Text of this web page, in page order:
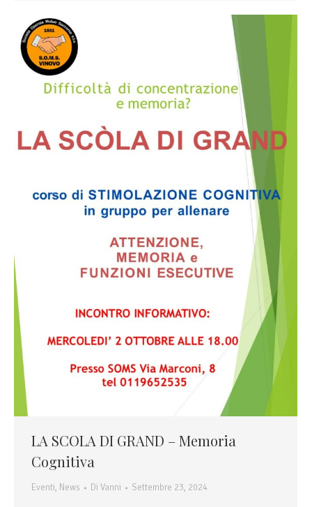
LA SCOLA DI GRAND – Memoria
Cognitiva
Eventi, News Di Vanni Settembre 23, 2024